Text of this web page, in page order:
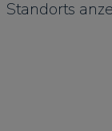
Standorts